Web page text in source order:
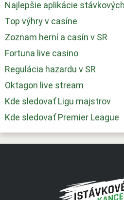
Najlepšie aplikácie
Top výhry v casíne
Zoznam herní a casín v SR
Fortuna live casino
Regulácia hazardu v SR
Oktagon live stream
Kde sledovať Ligu majstrov
Kde sledovať Premier League